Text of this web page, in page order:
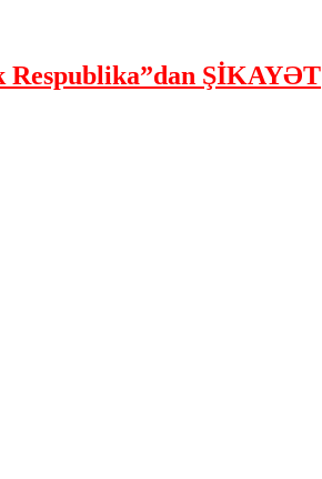
Respublika”dan ŞİKAYƏT